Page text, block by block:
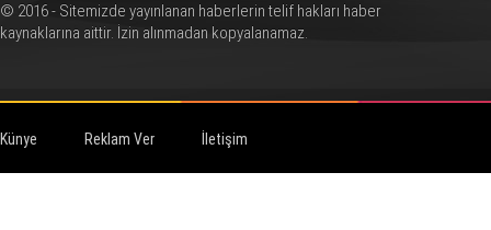
© 2016 - Sitemizde yayınlanan haberlerin telif hakları haber
kaynaklarına aittir. İzin alınmadan kopyalanamaz.
Künye Reklam Ver İletişim